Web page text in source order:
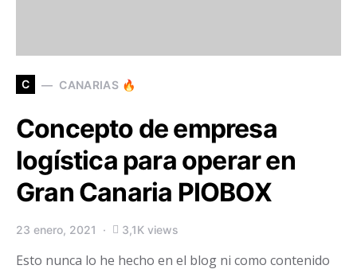
C CANARIAS 🔥
Concepto de empresa
logística para operar en
Gran Canaria PIOBOX
23 enero, 2021 3,1K views
Esto nunca lo he hecho en el blog ni como contenido